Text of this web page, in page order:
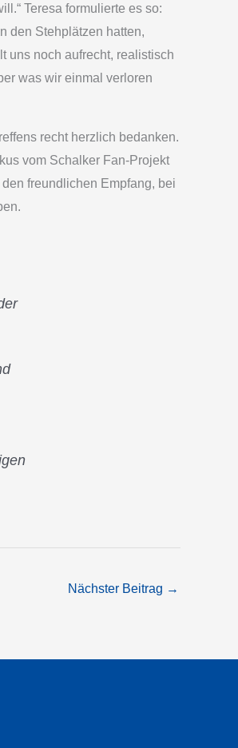
Teresa formulierte es so:
den Stehplätzen hatten,
uns noch aufrecht, realistisch
was wir einmal verloren
recht herzlich bedanken.
vom Schalker Fan-Projekt
freundlichen Empfang, bei
Nächster Beitrag →